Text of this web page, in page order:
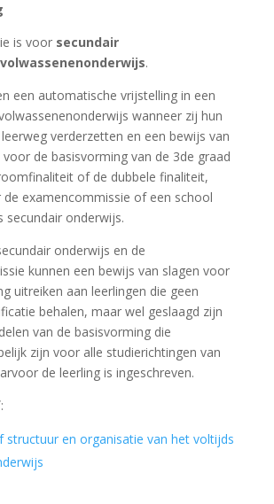
is voor secundair
volwassenenonderwijs.
een automatische vrijstelling in een
wanneer zij hun
verderzetten en een bewijs van
voor de basisvorming van de 3de graad
of de dubbele finaliteit,
examencommissie of een school
secundair onderwijs.
onderwijs en de
kunnen een bewijs van slagen voor
uitreiken aan leerlingen die geen
behalen, maar wel geslaagd zijn
van de basisvorming die
zijn voor alle studierichtingen van
de leerling is ingeschreven.
:
structuur en organisatie van het voltijds